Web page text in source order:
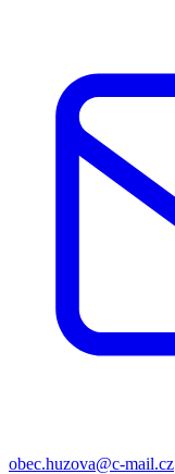
obec.huzova@c-mail.cz